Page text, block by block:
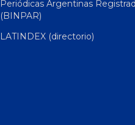
Periódicas Argentinas
(BINPAR)
LATINDEX (directorio)